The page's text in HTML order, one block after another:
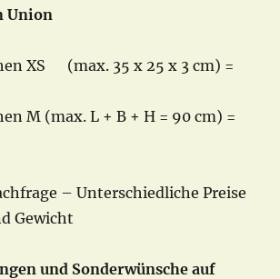
Union
XS (max. 35 x 25 x 3 cm) =
M (max. L + B + H = 90 cm) =
– Unterschiedliche Preise
Gewicht
und Sonderwünsche auf